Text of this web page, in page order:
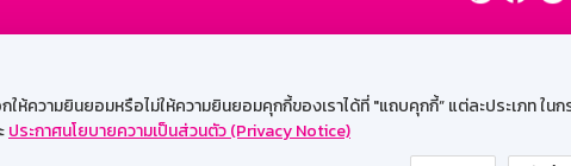
วามยินยอมหรือไม่ให้ความยินยอมคุกกี้ของเราได้ที่ "แถบคุกกี้” แต่ละประเภท ในก
ประกาศนโยบายความเป็นส่วนตัว (Privacy Notice)